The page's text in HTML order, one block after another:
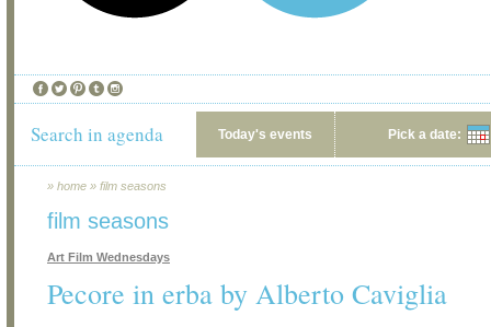
Search in agenda Today's events Pick a date:
» home » film seasons
film seasons
Art Film Wednesdays
Pecore in erba by Alberto Caviglia